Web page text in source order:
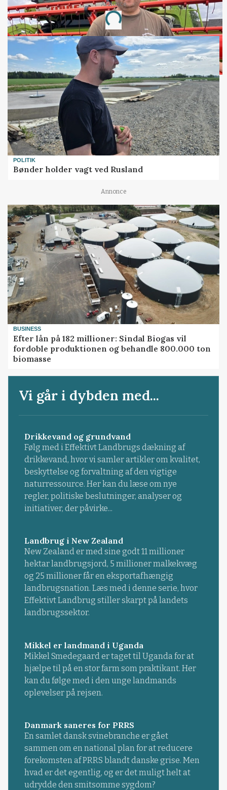
Annonce
Loading...
POLITIK
Bønder holder vagt ved Rusland
Annonce
BUSINESS
Efter lån på 182 millioner: Sindal Biogas vil
fordoble produktionen og behandle 800.000 ton
biomasse
Vi går i dybden med...
Drikkevand og grundvand
Følg med i Effektivt Landbrugs dækning af
drikkevand, hvor vi samler artikler om kvalitet,
beskyttelse og forvaltning af den vigtige
naturressource. Her kan du læse om nye
regler, politiske beslutninger, analyser og
initiativer, der påvirke...
Landbrug i New Zealand
New Zealand er med sine godt 11 millioner
hektar landbrugsjord, 5 millioner malkekvæg
og 25 millioner får en eksportafhængig
landbrugsnation. Læs med i denne serie, hvor
Effektivt Landbrug stiller skarpt på landets
landbrugssektor.
Mikkel er landmand i Uganda
Mikkel Smedegaard er taget til Uganda for at
hjælpe til på en stor farm som praktikant. Her
kan du følge med i den unge landmands
oplevelser på rejsen.
Danmark saneres for PRRS
En samlet dansk svinebranche er gået
sammen om en national plan for at reducere
forekomsten af PRRS blandt danske grise. Men
hvad er det egentlig, og er det muligt helt at
udrydde den smitsomme sygdom?